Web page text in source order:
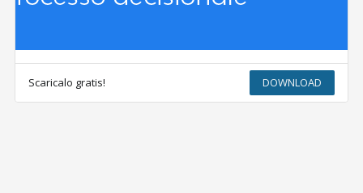
Scaricalo gratis! DOWNLOAD